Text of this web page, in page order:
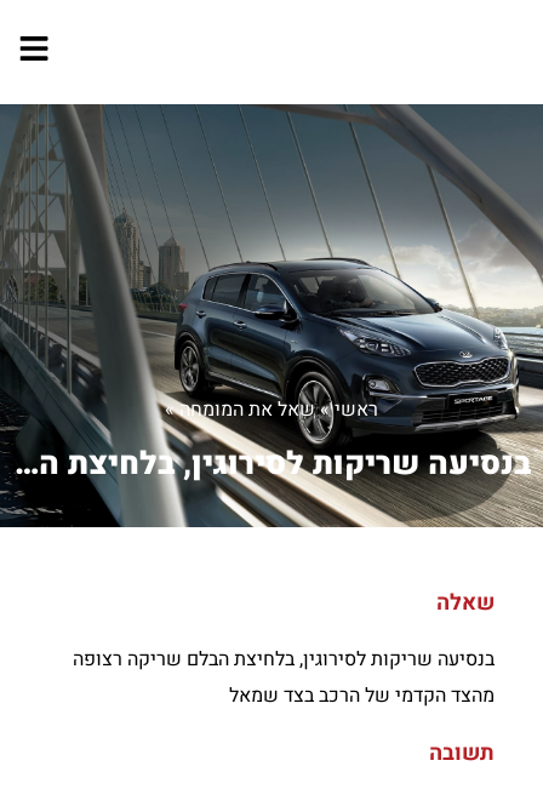
ראשי»שאל את המומחה»
בנסיעה שריקות לסירוגין, בלחיצת הבלם ש...
שאלה
בנסיעה שריקות לסירוגין, בלחיצת הבלם שריקה רצופה
מהצד הקדמי של הרכב בצד שמאל
תשובה